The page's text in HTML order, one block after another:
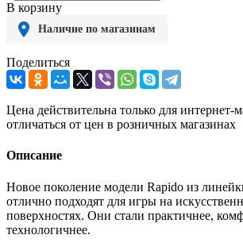
В корзину
Наличие по магазинам
Поделиться
Цена действительна только для интернет-
отличаться от цен в розничных магазинах
Описание
Новое поколение модели Rapido из
отлично подходят для игры на
поверхностях. Они стали практичнее,
технологичнее.